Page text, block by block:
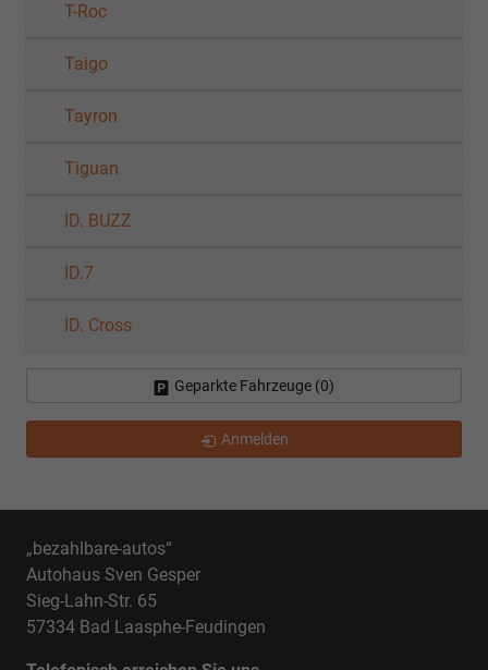
T-Roc
Taigo
Tayron
Tiguan
ID. BUZZ
ID.7
ID. Cross
Geparkte Fahrzeuge (0)
Anmelden
„bezahlbare-autos“
Autohaus Sven Gesper
Sieg-Lahn-Str. 65
57334 Bad Laasphe-Feudingen